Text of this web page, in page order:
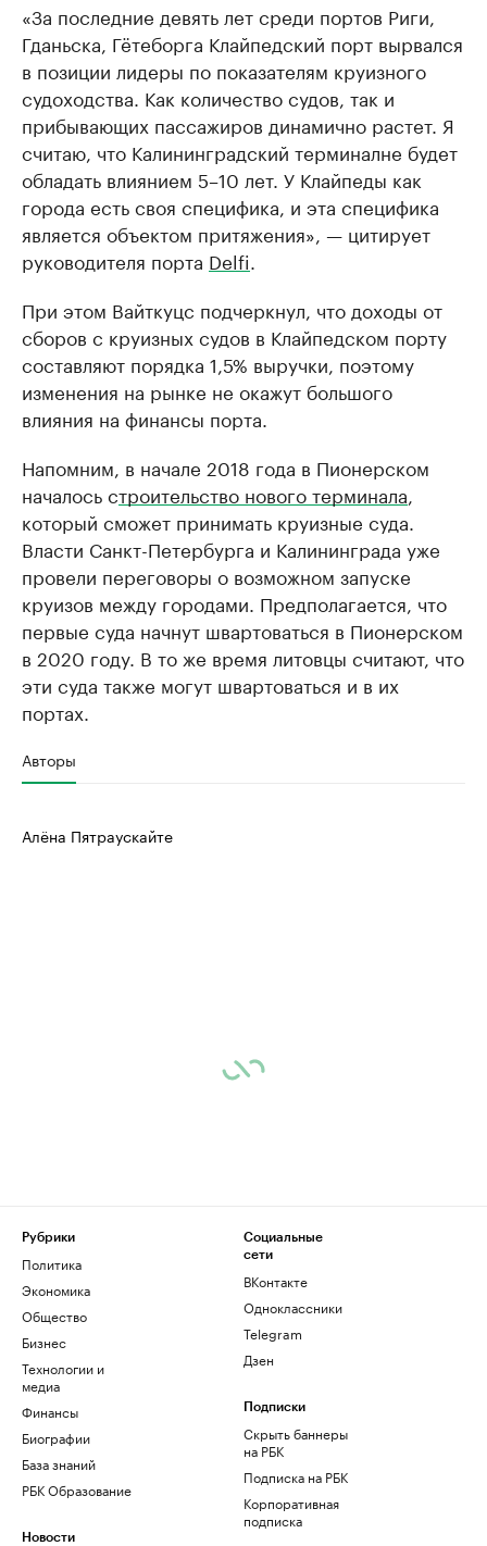
«За последние девять лет среди портов Риги,
Гданьска, Гётеборга Клайпедский порт вырвался
в позиции лидеры по показателям круизного
судоходства. Как количество судов, так и
прибывающих пассажиров динамично растет. Я
считаю, что Калининградский терминалне будет
обладать влиянием 5–10 лет. У Клайпеды как
города есть своя специфика, и эта специфика
является объектом притяжения», — цитирует
руководителя порта Delfi
При этом Вайткуцс подчеркнул, что доходы от
сборов с круизных судов в Клайпедском порту
составляют порядка 1,5% выручки, поэтому
изменения на рынке не окажут большого
влияния на финансы порта.
Напомним, в начале 2018 года в Пионерском
началось строительство нового терминала
который сможет принимать круизные суда.
Власти Санкт-Петербурга и Калининграда уже
провели переговоры о возможном запуске
круизов между городами. Предполагается, что
первые суда начнут швартоваться в Пионерском
в 2020 году. В то же время литовцы считают, что
эти суда также могут швартоваться и в их
портах.
Авторы
Алёна Пятраускайте
Рубрики
Политика
Экономика
Общество
Бизнес
Технологии и
медиа
Финансы
Биографии
База знаний
РБК Образование
Новости
Социальные
сети
ВКонтакте
Одноклассники
Telegram
Дзен
Подписки
Скрыть баннеры
на РБК
Подписка на РБК
Корпоративная
подписка